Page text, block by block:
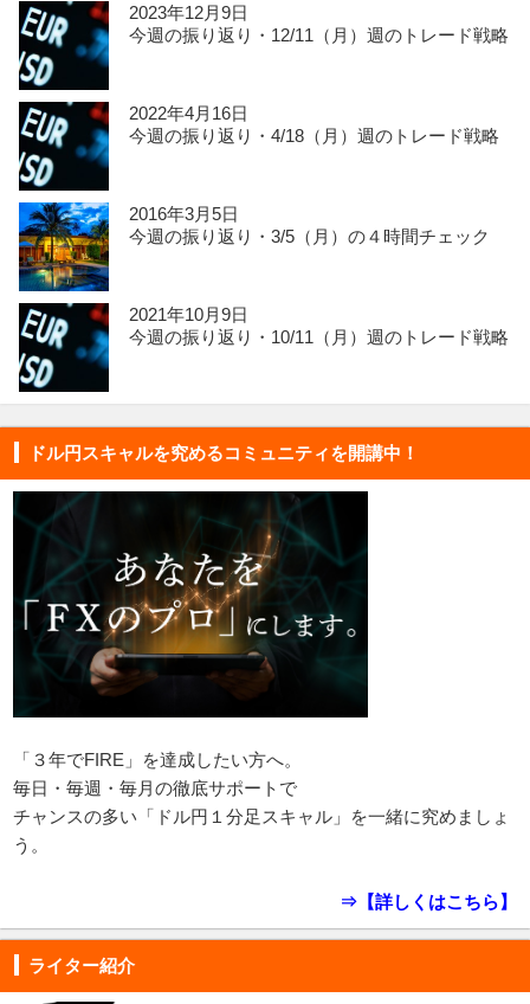
2023年12月9日
今週の振り返り・12/11（月）週のトレード戦略
2022年4月16日
今週の振り返り・4/18（月）週のトレード戦略
2016年3月5日
今週の振り返り・3/5（月）の４時間チェック
2021年10月9日
今週の振り返り・10/11（月）週のトレード戦略
ドル円スキャルを究めるコミュニティを開講中！
「３年でFIRE」を達成したい方へ。
毎日・毎週・毎月の徹底サポートで
チャンスの多い「ドル円１分足スキャル」を一緒に究めましょ
う。
⇒【詳しくはこちら】
ライター紹介